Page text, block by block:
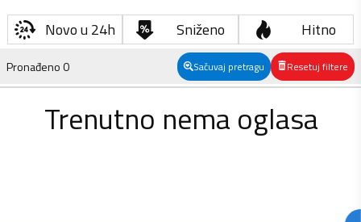
Novo u 24h Sniženo Hitno
Pronađeno0 Sačuvaj pretragu Resetuj filtere
Trenutno nema oglasa